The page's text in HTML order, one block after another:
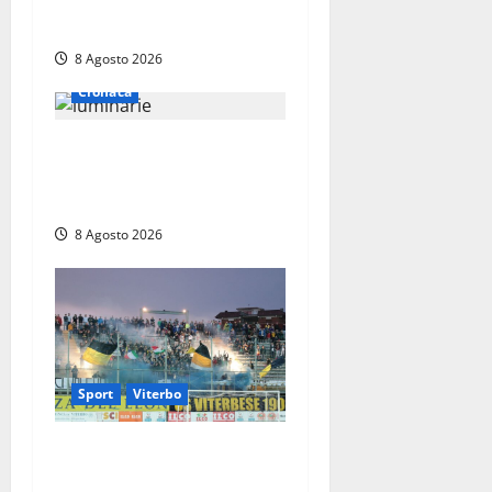
8 Agosto 2026
Cronaca
8 Agosto 2026
Sport Viterbo